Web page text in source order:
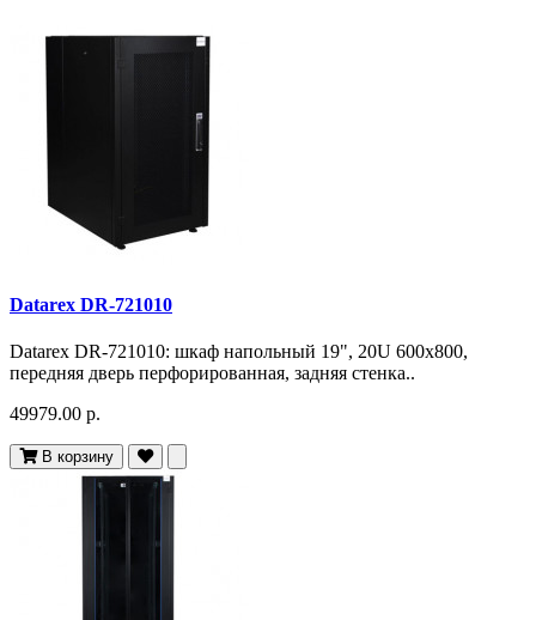
Datarex DR-721010
Datarex DR-721010: шкаф напольный 19", 20U 600х800,
передняя дверь перфорированная, задняя стенка..
49979.00 р.
В корзину